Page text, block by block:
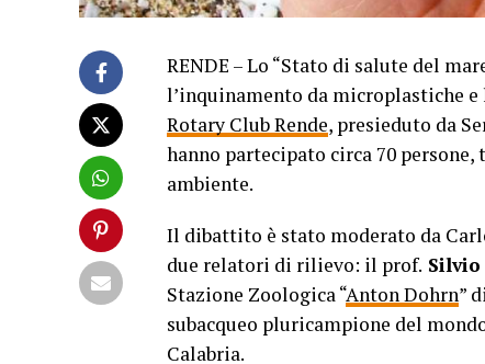
RENDE – Lo “Stato di salute del
l’inquinamento da microplastiche
Rotary Club Rende, presieduto da
hanno partecipato circa 70
ambiente.
Il dibattito è stato moderato da
due relatori di rilievo: il prof. Silvio
Stazione Zoologica “Anton Dohrn”
subacqueo pluricampione del
Calabria.